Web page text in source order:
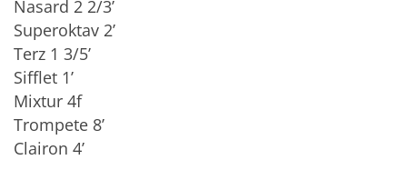
Nasard 2 2/3’
Superoktav 2’
Terz 1 3/5’
Sifflet 1’
Mixtur 4f
Trompete 8’
Clairon 4’